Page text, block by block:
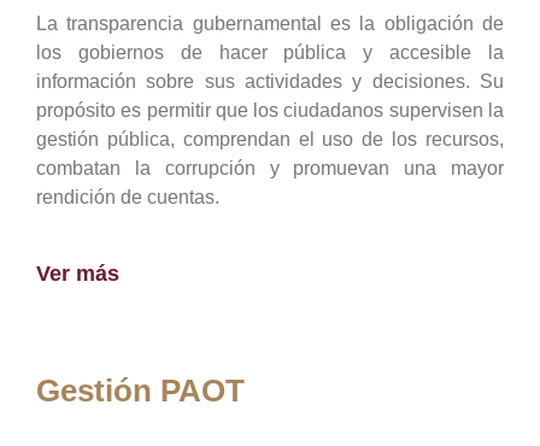
La transparencia gubernamental es la obligación de
los gobiernos de hacer pública y accesible la
información sobre sus actividades y decisiones. Su
propósito es permitir que los ciudadanos supervisen la
gestión pública, comprendan el uso de los recursos,
combatan la corrupción y promuevan una mayor
rendición de cuentas.
Ver más
Gestión PAOT